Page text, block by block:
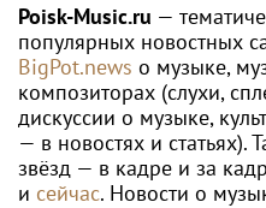
Poisk-Music.ru —
популярных новостных
BigPot.news о музыке,
композиторах (слухи,
дискуссии о музыке,
— в новостях и статьях).
звёзд — в кадре и за
и сейчас. Новости о